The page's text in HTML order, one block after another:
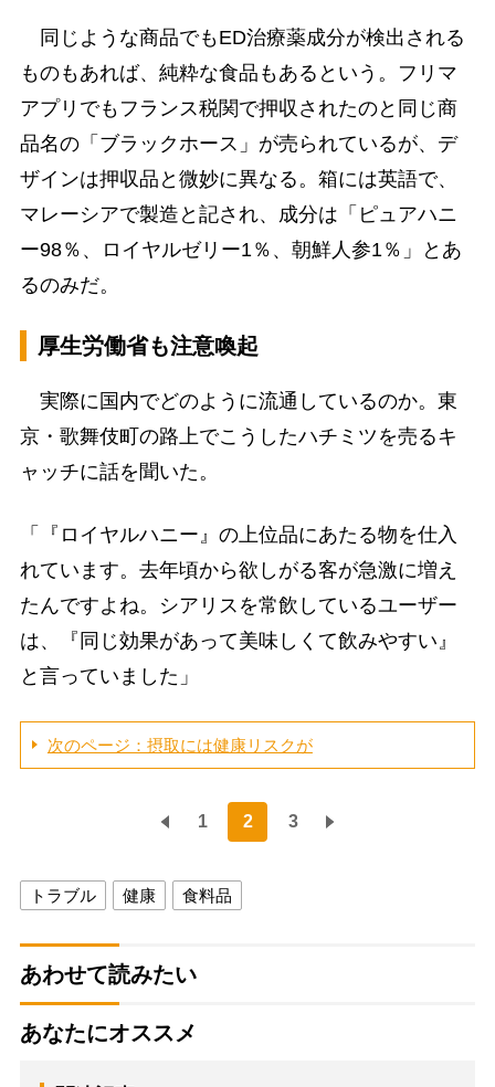
同じような商品でもED治療薬成分が検出される
ものもあれば、純粋な食品もあるという。フリマ
アプリでもフランス税関で押収されたのと同じ商
品名の「ブラックホース」が売られているが、デ
ザインは押収品と微妙に異なる。箱には英語で、
マレーシアで製造と記され、成分は「ピュアハニ
ー98％、ロイヤルゼリー1％、朝鮮人参1％」とあ
るのみだ。
厚生労働省も注意喚起
実際に国内でどのように流通しているのか。東
京・歌舞伎町の路上でこうしたハチミツを売るキ
ャッチに話を聞いた。
「『ロイヤルハニー』の上位品にあたる物を仕入
れています。去年頃から欲しがる客が急激に増え
たんですよね。シアリスを常飲しているユーザー
は、『同じ効果があって美味しくて飲みやすい』
と言っていました」
次のページ：摂取には健康リスクが
1 2 3
トラブル 健康 食料品
あわせて読みたい
あなたにオススメ